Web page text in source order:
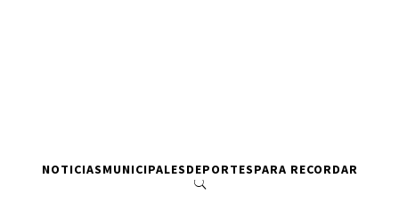
NOTICIASMUNICIPALESDEPORTESPARA RECORDAR